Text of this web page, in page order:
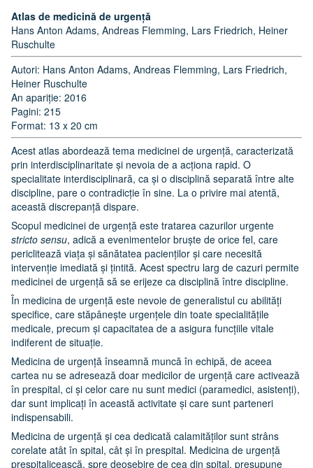
Atlas de medicină de urgență
Hans Anton Adams, Andreas Flemming, Lars Friedrich, Heiner
Ruschulte
Autori: Hans Anton Adams, Andreas Flemming, Lars Friedrich,
Heiner Ruschulte
An apariție: 2016
Pagini: 215
Format: 13 x 20 cm
Acest atlas abordează tema medicinei de urgență, caracterizată
prin interdisciplinaritate și nevoia de a acționa rapid. O
specialitate interdisciplinară, ca și o disciplină separată între alte
discipline, pare o contradicție în sine. La o privire mai atentă,
această discrepanță dispare.
Scopul medicinei de urgență este tratarea cazurilor urgente
stricto sensu, adică a evenimentelor bruște de orice fel, care
periclitează viața și sănătatea pacienților și care necesită
intervenție imediată și țintită. Acest spectru larg de cazuri permite
medicinei de urgență să se erijeze ca disciplină între discipline.
În medicina de urgență este nevoie de generalistul cu abilități
specifice, care stăpânește urgențele din toate specialitățile
medicale, precum și capacitatea de a asigura funcțiile vitale
indiferent de situație.
Medicina de urgență înseamnă muncă în echipă, de aceea
cartea nu se adresează doar medicilor de urgență care activează
în prespital, ci și celor care nu sunt medici (paramedici, asistenți),
dar sunt implicați în această activitate și care sunt parteneri
indispensabili.
Medicina de urgență și cea dedicată calamităților sunt strâns
corelate atât în spital, cât și în prespital. Medicina de urgență
prespitalicească, spre deosebire de cea din spital, presupune